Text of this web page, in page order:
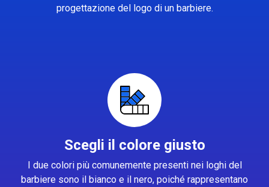
progettazione del logo di un barbiere.
Scegli il colore giusto
I due colori più comunemente presenti nei loghi del
barbiere sono il bianco e il nero, poiché rappresentano